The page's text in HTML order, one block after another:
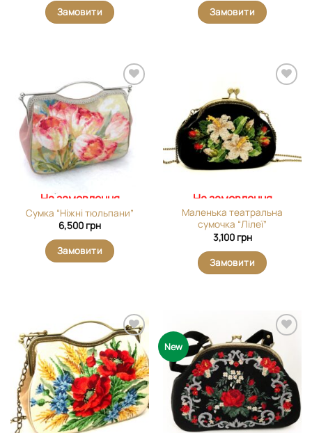
Замовити Замовити
Додати
виріб у
вибране
На замовлення
Сумка “Ніжні тюльпани”
6,500 грн
Замовити
вибране
На замовлення
Маленька театральна
сумочка “Лілеї”
3,100 грн
Замовити
Додати
виріб у
вибране
New
Додати
виріб у
вибране